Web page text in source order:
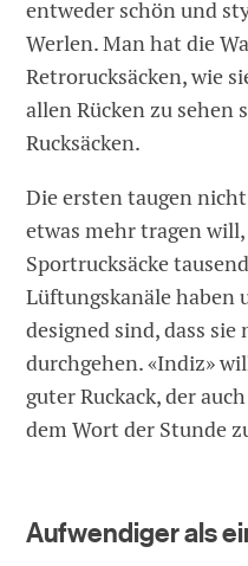
entweder schön und
Werlen. Man hat die
Retrorucksäcken, wie
allen Rücken zu sehen
Rucksäcken.
Die ersten taugen
etwas mehr tragen
Sportrucksäcke
Lüftungskanäle haben
designed sind, dass
durchgehen. «Indiz»
guter Ruckack, der
dem Wort der Stunde
Aufwendiger als